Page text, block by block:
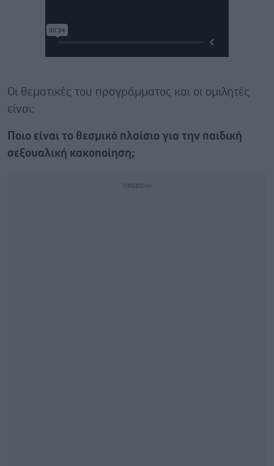
Oι θεματικές του προγράμματος και οι ομιλητές
είναι:
Ποιο είναι το θεσμικό πλαίσιο για την παιδική
σεξουαλική κακοποίηση;